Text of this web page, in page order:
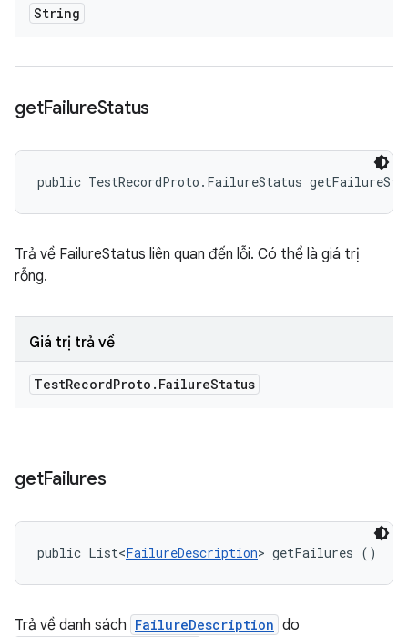
String
getFailureStatus
public TestRecordProto.FailureStatus
Trả về FailureStatus liên quan đến lỗi. Có thể là giá trị
rỗng.
Giá trị trả về
TestRecordProto . FailureStatus
getFailures
public List<FailureDescription> getFailures ()
Trả về danh sách FailureDescription do